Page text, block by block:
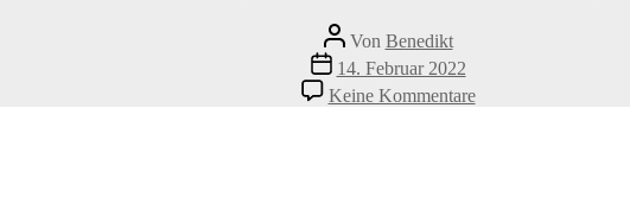
Beitragsautor
Von Benedikt
Veröffentlichungsdatum
14. Februar 2022
Keine Kommentarezu
Leine-